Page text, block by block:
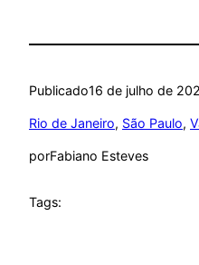
Publicado16 de julho de
Rio de Janeiro, São Paulo,
porFabiano Esteves
Tags: